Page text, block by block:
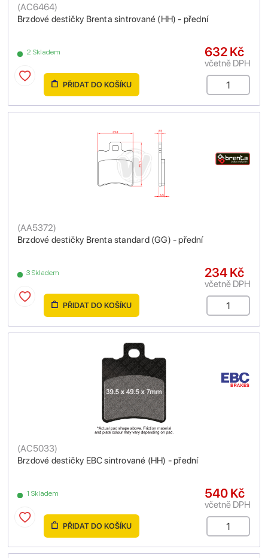
Brzdové destičky Brenta sintrované (HH) - přední
(AC6464)
2 Skladem 632 Kč
včetně DPH
PŘIDAT DO KOŠÍKU
Brzdové destičky Brenta standard (GG) - přední
(AA5372)
3 Skladem 234 Kč
včetně DPH
PŘIDAT DO KOŠÍKU
Brzdové destičky EBC sintrované (HH) - přední
(AC5033)
1 Skladem 540 Kč
včetně DPH
PŘIDAT DO KOŠÍKU